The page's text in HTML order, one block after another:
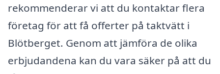
rekommenderar vi att du kontaktar flera
företag för att få offerter på taktvätt i
Blötberget. Genom att jämföra de olika
erbjudandena kan du vara säker på att du